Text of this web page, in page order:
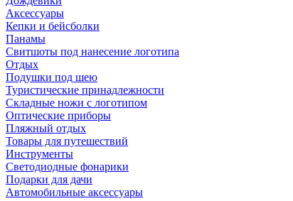
Аксессуары
Кепки и бейсболки
Панамы
Свитшоты под нанесение логотипа
Отдых
Подушки под шею
Туристические принадлежности
Складные ножи с логотипом
Оптические приборы
Пляжный отдых
Товары для путешествий
Инструменты
Светодиодные фонарики
Подарки для дачи
Автомобильные аксессуары